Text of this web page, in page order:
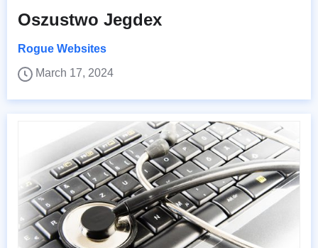
Oszustwo Jegdex
Rogue Websites
March 17, 2024